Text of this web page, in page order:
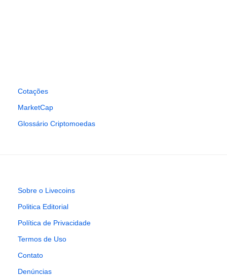
Cotações
MarketCap
Glossário Criptomoedas
Sobre o Livecoins
Politica Editorial
Política de Privacidade
Termos de Uso
Contato
Denúncias